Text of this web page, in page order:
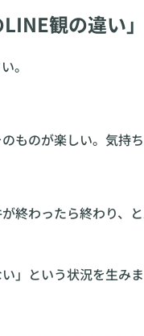
観の違い」
。
ものが楽しい。気持
終わったら終わり、
」という状況を生みま